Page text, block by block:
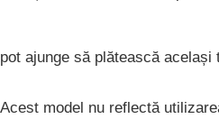
pot ajunge să plătească același
Acest model nu reflectă